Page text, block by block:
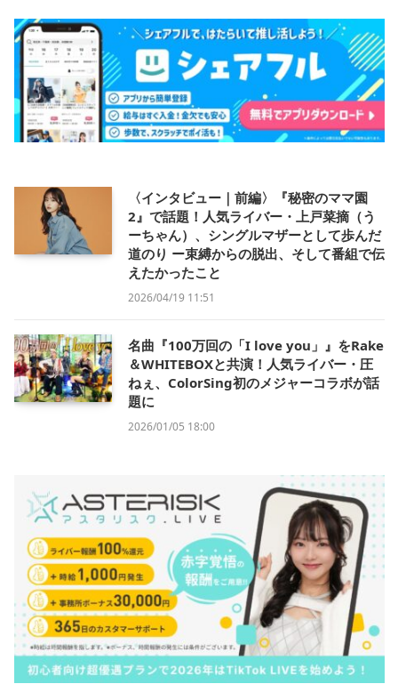
〈インタビュー｜前編〉『秘密のママ園
2』で話題！人気ライバー・上戸菜摘（う
ーちゃん）、シングルマザーとして歩んだ
道のり ー束縛からの脱出、そして番組で伝
えたかったこと
2026/04/19 11:51
名曲『100万回の「I love you」』をRake
＆WHITEBOXと共演！人気ライバー・圧
ねぇ、ColorSing初のメジャーコラボが話
題に
2026/01/05 18:00